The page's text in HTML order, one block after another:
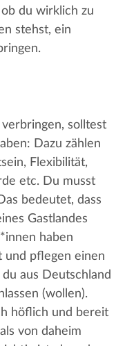
du wirklich zu
stehst, ein
solltest
Dazu zählen
Flexibilität,
etc. Du musst
bedeutet, dass
Gastlandes
haben
und pflegen einen
aus Deutschland
(wollen).
höflich und bereit
von daheim